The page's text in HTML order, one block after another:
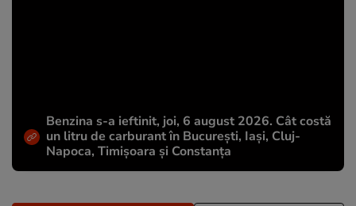
Benzina s-a ieftinit, joi, 6 august 2026. Cât costă
un litru de carburant în București, Iași, Cluj-
Napoca, Timișoara și Constanța